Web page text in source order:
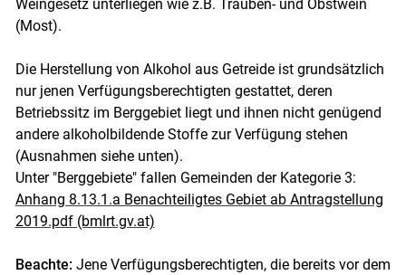
Weingesetz unterliegen wie z.B. Trauben- und Obstwein
(Most).
Die Herstellung von Alkohol aus Getreide ist grundsätzlich
nur jenen Verfügungsberechtigten gestattet, deren
Betriebssitz im Berggebiet liegt und ihnen nicht genügend
andere alkoholbildende Stoffe zur Verfügung stehen
(Ausnahmen siehe unten).
Unter "Berggebiete" fallen Gemeinden der Kategorie 3:
Anhang 8.13.1.a Benachteiligtes Gebiet ab Antragstellung
2019.pdf (bmlrt.gv.at)
Beachte: Jene Verfügungsberechtigten, die bereits vor dem